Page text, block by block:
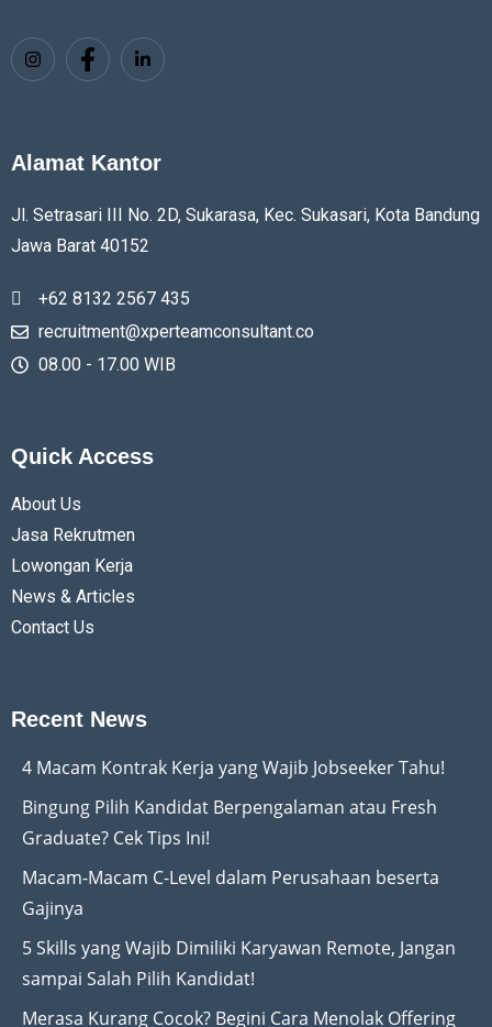
Alamat Kantor
Jl. Setrasari III No. 2D, Sukarasa, Kec. Sukasari, Kota Bandung
Jawa Barat 40152
+62 8132 2567 435
recruitment@xperteamconsultant.co
08.00 - 17.00 WIB
Quick Access
About Us
Jasa Rekrutmen
Lowongan Kerja
News & Articles
Contact Us
Recent News
4 Macam Kontrak Kerja yang Wajib Jobseeker Tahu!
Bingung Pilih Kandidat Berpengalaman atau Fresh
Graduate? Cek Tips Ini!
Macam-Macam C-Level dalam Perusahaan beserta
Gajinya
5 Skills yang Wajib Dimiliki Karyawan Remote, Jangan
sampai Salah Pilih Kandidat!
Merasa Kurang Cocok? Begini Cara Menolak Offering